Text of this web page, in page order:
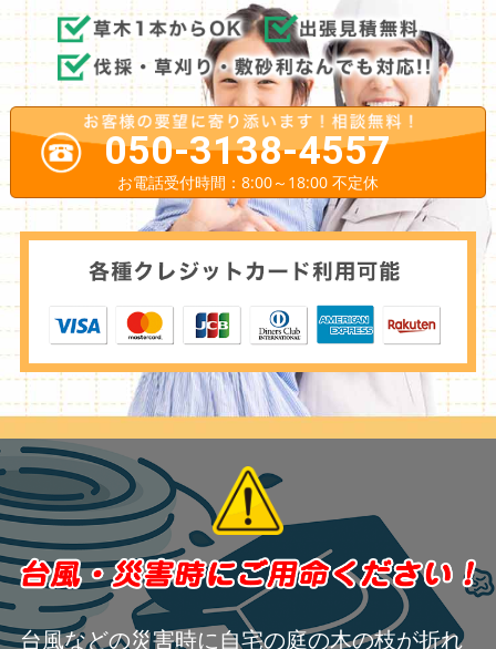
050-3138-4557
お電話受付時間：8:00～18:00 不定休
台風などの災害時に自宅の庭の木の枝が折れ